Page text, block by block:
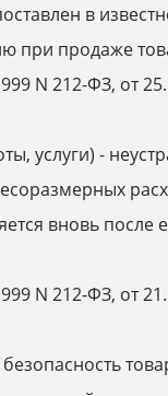
в
при продаже
N 212-ФЗ, от
услуги) -
вновь после
N 212-ФЗ, от